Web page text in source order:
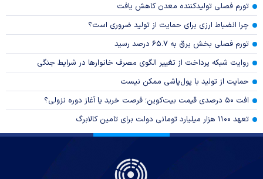
تورم فصلی تولیدکننده معدن کاهش یافت
چرا انضباط ارزی برای حمایت از تولید ضروری است؟
تورم فصلی بخش برق به ۶۵.۷ درصد رسید
روایت شبکه پرداخت از تغییر الگوی مصرف خانوار‌ها در شرایط جنگی
حمایت از تولید با پول‌پاشی ممکن نیست
افت ۵۰ درصدی قیمت بیت‌کوین؛ فرصت خرید یا آغاز دوره نزولی؟
تعهد ۱۱۰۰ هزار میلیارد تومانی دولت برای تامین کالابرگ